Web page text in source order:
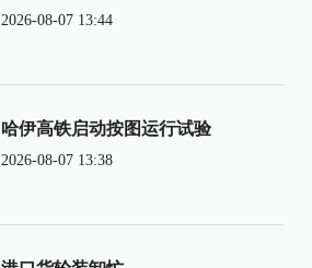
2026-08-07 13:44
哈伊高铁启动按图运行试验
2026-08-07 13:38